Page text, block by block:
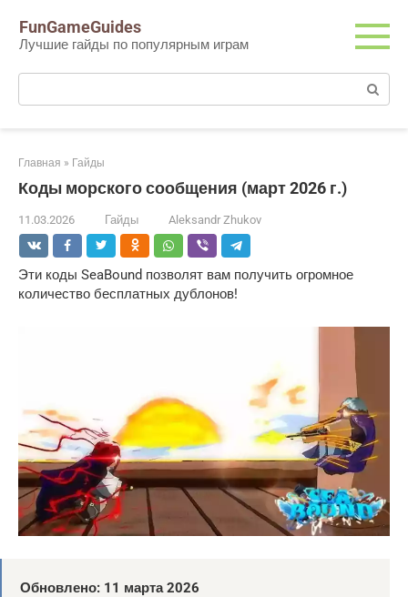
контенту
FunGameGuides
Лучшие гайды по популярным играм
Поиск:
Главная » Гайды
Коды морского сообщения (март 2026 г.)
11.03.2026 Гайды Aleksandr Zhukov
Эти коды SeaBound позволят вам получить огромное
количество бесплатных дублонов!
Обновлено: 11 марта 2026